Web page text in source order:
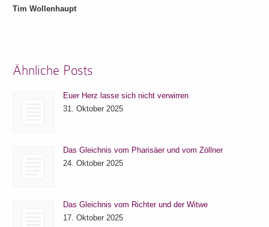
Tim Wollenhaupt
Ähnliche Posts
Euer Herz lasse sich nicht verwirren
31. Oktober 2025
Das Gleichnis vom Pharisäer und vom Zöllner
24. Oktober 2025
Das Gleichnis vom Richter und der Witwe
17. Oktober 2025